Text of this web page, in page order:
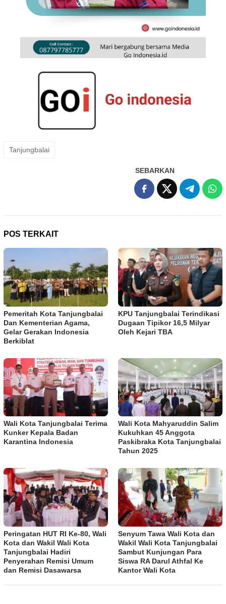
Tanjungbalai
SEBARKAN
POS TERKAIT
Pemeritah Kota Tanjungbalai
Dan Kementerian Agama,
Gelar Gerakan Indonesia
Berkiblat
KPU Tanjungbalai Terindikasi
Dugaan Tipikor 16,5 Milyar
Oleh Kejari TBA
Wali Kota Tanjungbalai Terima
Kunker Kepala Badan
Karantina Indonesia
Wali Kota Mahyaruddin Salim
Kukuhkan 45 Anggota
Paskibraka Kota Tanjungbalai
Tahun 2025
Peringatan HUT RI Ke-80, Wali
Kota dan Wakil Wali Kota
Tanjungbalai Hadiri
Penyerahan Remisi Umum
dan Remisi Dasawarsa
Senyum Tawa Wali Kota dan
Wakil Wali Kota Tanjungbalai
Sambut Kunjungan Para
Siswa RA Darul Athfal Ke
Kantor Wali Kota